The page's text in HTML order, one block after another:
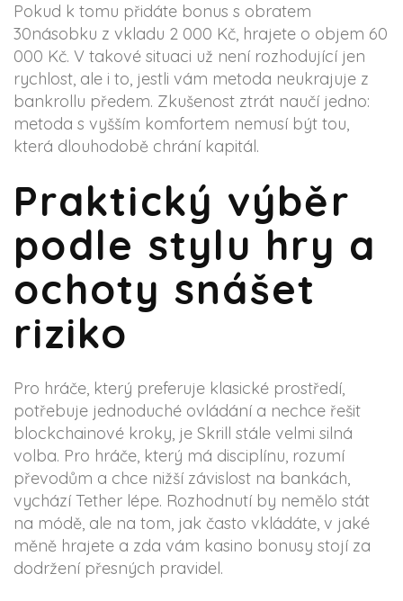
Pokud k tomu přidáte bonus s obratem
30násobku z vkladu 2 000 Kč, hrajete o objem 60
000 Kč. V takové situaci už není rozhodující jen
rychlost, ale i to, jestli vám metoda neukrajuje z
bankrollu předem. Zkušenost ztrát naučí jedno:
metoda s vyšším komfortem nemusí být tou,
která dlouhodobě chrání kapitál.
Praktický výběr
podle stylu hry a
ochoty snášet
riziko
Pro hráče, který preferuje klasické prostředí,
potřebuje jednoduché ovládání a nechce řešit
blockchainové kroky, je Skrill stále velmi silná
volba. Pro hráče, který má disciplínu, rozumí
převodům a chce nižší závislost na bankách,
vychází Tether lépe. Rozhodnutí by nemělo stát
na módě, ale na tom, jak často vkládáte, v jaké
měně hrajete a zda vám kasino bonusy stojí za
dodržení přesných pravidel.